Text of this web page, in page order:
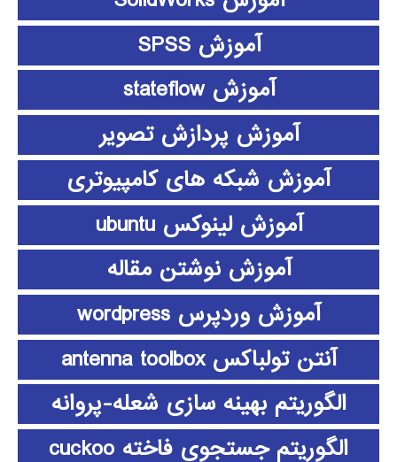
آموزش SPSS
آموزش stateflow
آموزش پردازش تصویر
آموزش شبکه های کامپیوتری
آموزش لینوکس ubuntu
آموزش نوشتن مقاله
آموزش وردپرس wordpress
آنتن تولباکس antenna toolbox
الگوریتم بهینه سازی شعله-پروانه
الگوریتم جستجوی فاخته cuckoo